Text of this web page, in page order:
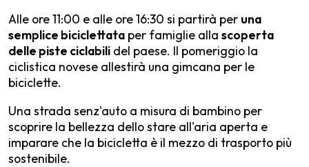
Alle ore 11:00 e alle ore 16:30 si partirà per una
semplice biciclettata per famiglie alla scoperta
delle piste ciclabili del paese. Il pomeriggio la
ciclistica novese allestirà una gimcana per le
biciclette.
Una strada senz'auto a misura di bambino per
scoprire la bellezza dello stare all'aria aperta e
imparare che la bicicletta è il mezzo di trasporto più
sostenibile.